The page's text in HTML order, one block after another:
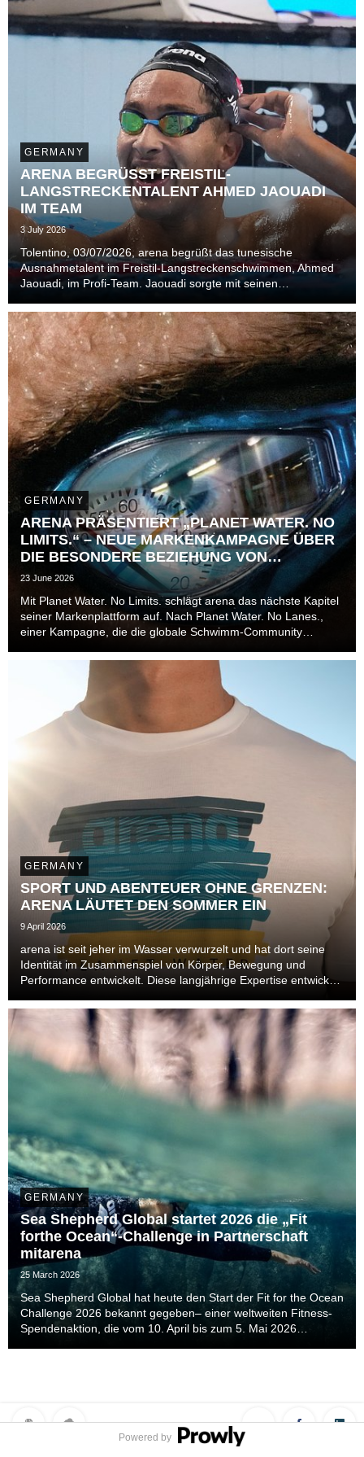
GERMANY
ARENA BEGRÜSST FREISTIL-
LANGSTRECKENTALENT AHMED JAOUADI
IM TEAM
3 July 2026
Tolentino, 03/07/2026, arena begrüßt das tunesische
Ausnahmetalent im Freistil-Langstreckenschwimmen, Ahmed
Jaouadi, im Profi-Team. Jaouadi sorgte mit seinen
und 2025 in Singapur für Furore in der Szene.
GERMANY
ARENA PRÄSENTIERT „PLANET WATER. NO
LIMITS.“ – NEUE MARKENKAMPAGNE ÜBER
DIE BESONDERE BEZIEHUNG VON
ATHLET*INNEN ZUR ZEIT
23 June 2026
Mit Planet Water. No Limits. schlägt arena das nächste Kapitel
seiner Markenplattform auf. Nach Planet Water. No Lanes.,
einer Kampagne, die die globale Schwimm-Community
Mittelpunkt stellte, richtet die Marke ...
GERMANY
SPORT UND ABENTEUER OHNE GRENZEN:
ARENA LÄUTET DEN SOMMER EIN
9 April 2026
arena ist seit jeher im Wasser verwurzelt und hat dort seine
Identität im Zusammenspiel von Körper, Bewegung und
Performance entwickelt. Diese langjährige Expertise entwickelt
neuen Bereichen. Auch im Leisure- un...
GERMANY
Sea Shepherd Global startet 2026 die „Fit
forthe Ocean“-Challenge in Partnerschaft
mitarena
25 March 2026
Sea Shepherd Global hat heute den Start der Fit for the Ocean
Challenge 2026 bekannt gegeben– einer weltweiten Fitness-
Spendenaktion, die vom 10. April bis zum 5. Mai 2026
Powered by